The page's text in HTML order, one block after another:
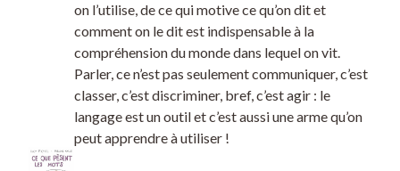
on l’utilise, de ce qui motive ce qu’on dit et
comment on le dit est indispensable à la
compréhension du monde dans lequel on vit.
Parler, ce n’est pas seulement communiquer, c’est
classer, c’est discriminer, bref, c’est agir : le
langage est un outil et c’est aussi une arme qu’on
peut apprendre à utiliser !